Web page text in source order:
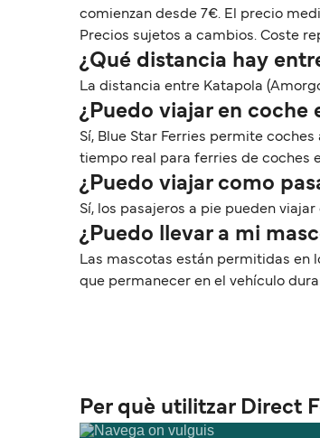
comienzan desde 7€. El precio
Precios sujetos a cambios. Coste
¿Qué distancia hay
La distancia entre Katapola
¿Puedo viajar en
Sí, Blue Star Ferries permite
tiempo real para ferries de coches
¿Puedo viajar como
Sí, los pasajeros a pie pueden
¿Puedo llevar a mi
Las mascotas están permitidas en
que permanecer en el vehículo
Per què utilitzar Direct